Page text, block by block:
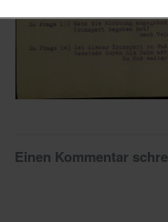
Einen Kommentar